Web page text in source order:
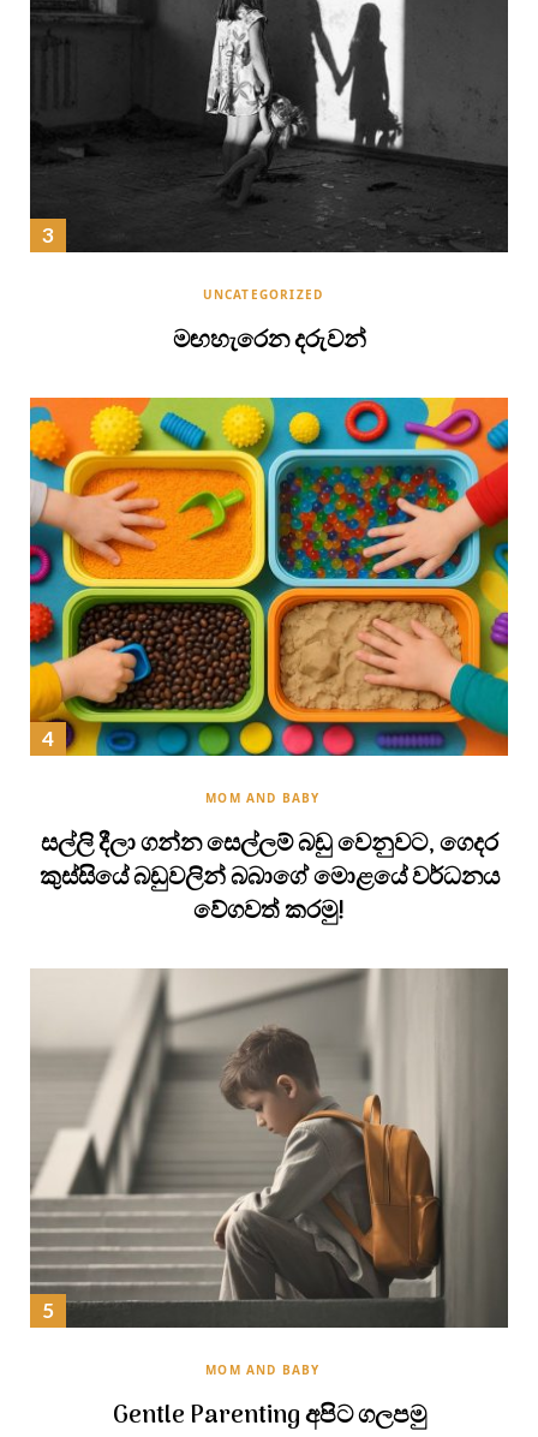
UNCATEGORIZED
මඟහැරෙන දරුවන්
MOM AND BABY
සල්ලි දීලා ගන්න සෙල්ලම් බඩු වෙනුවට, ගෙදර
කුස්සියේ බඩුවලින් බබාගේ මොළයේ වර්ධනය
වේගවත් කරමු!
MOM AND BABY
Gentle Parenting අපිට ගලපමු